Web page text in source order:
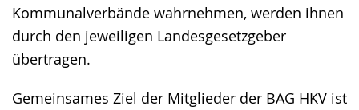
Kommunalverbände wahrnehmen, werden ihnen
durch den jeweiligen Landesgesetzgeber
übertragen.
Gemeinsames Ziel der Mitglieder der BAG HKV ist